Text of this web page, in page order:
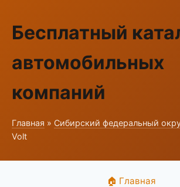
Бесплатный
автомобильных
компаний
Главная » Сибирский федеральный
Volt
🏠 Главная